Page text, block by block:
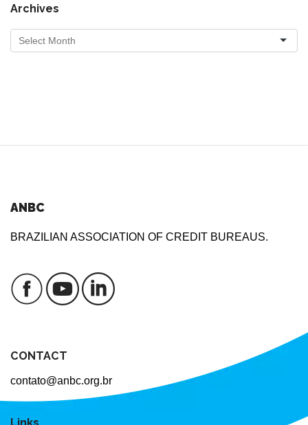
Archives
ANBC
BRAZILIAN ASSOCIATION OF CREDIT BUREAUS.
CONTACT
contato@anbc.org.br
Links